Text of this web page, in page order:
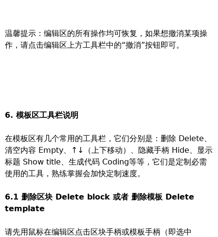
温馨提示：编辑区的所有操作均可恢复，如果想撤消某项操
作，请点击编辑区上方工具栏中的“撤消”按钮即可。
6. 模板区工具栏说明
在模板区有几个常用的工具栏，它们分别是：删除 Delete、
清空内容 Empty、↑↓（上下移动）、隐藏手柄 Hide、显示
标题 Show title、生成代码 Coding等等，它们是定制必需
使用的工具，熟练掌握会加快定制速度。
6.1 删除区块 Delete block 或者 删除模板 Delete
template
请先用鼠标在编辑区点击区块手柄或模板手柄（即选中